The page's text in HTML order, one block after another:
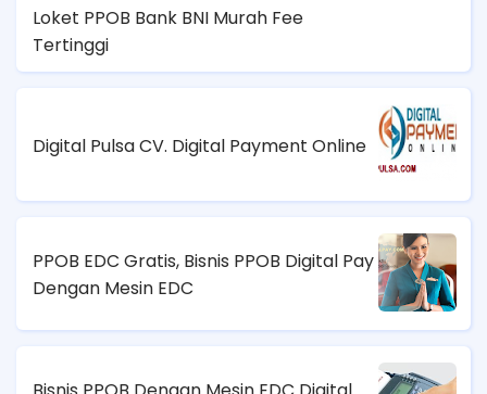
Loket PPOB Bank BNI Murah Fee
Tertinggi
Digital Pulsa CV. Digital Payment Online
PPOB EDC Gratis, Bisnis PPOB Digital Pay
Dengan Mesin EDC